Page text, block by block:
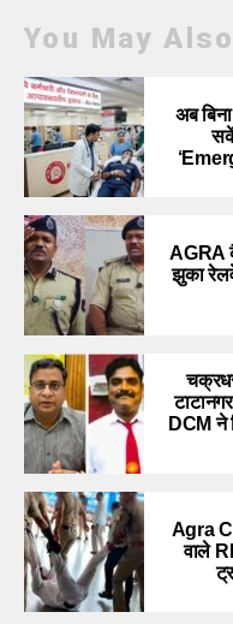
You May
अब
AGRA
झुका
DCM ने
Agra
वाले